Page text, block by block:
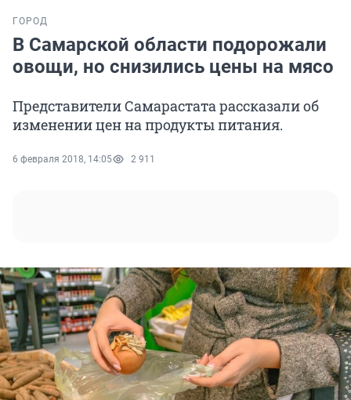
ГОРОД
В Самарской области подорожали
овощи, но снизились цены на мясо
Представители Самарастата рассказали об
изменении цен на продукты питания.
6 февраля 2018, 14:05 2 911